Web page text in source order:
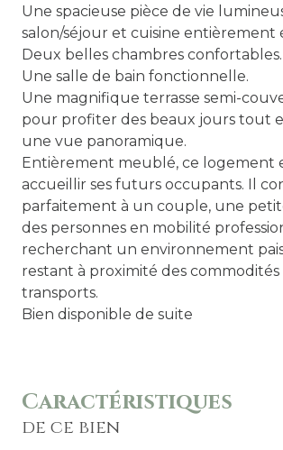
Une spacieuse pièce de vie
salon/séjour et cuisine entièrement
Deux belles chambres confortables.
Une salle de bain fonctionnelle.
Une magnifique terrasse semi-
pour profiter des beaux jours tout
une vue panoramique.
Entièrement meublé, ce logement
accueillir ses futurs occupants. Il
parfaitement à un couple, une
des personnes en mobilité
recherchant un environnement
restant à proximité des commodités
transports.
Bien disponible de suite
Caractéristiques
de ce bien